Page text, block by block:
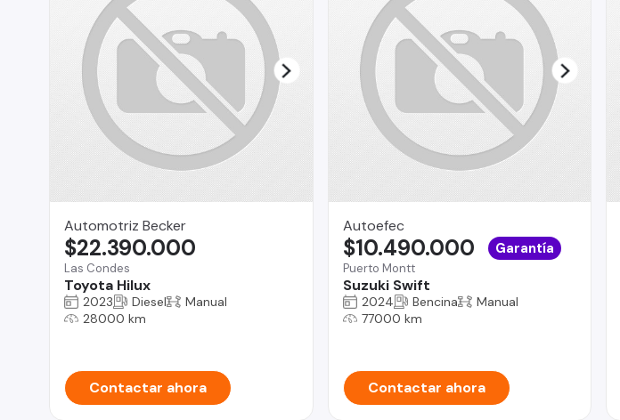
Automotriz Becker
Las Condes
Toyota Hilux
$22.390.000
2023 Diesel
Manual
28000 km
Contactar ahora
Autoefec
Puerto Montt
Suzuki Swift
$10.490.000 Garantía
2024 Bencina
Manual
77000 km
Contactar ahora